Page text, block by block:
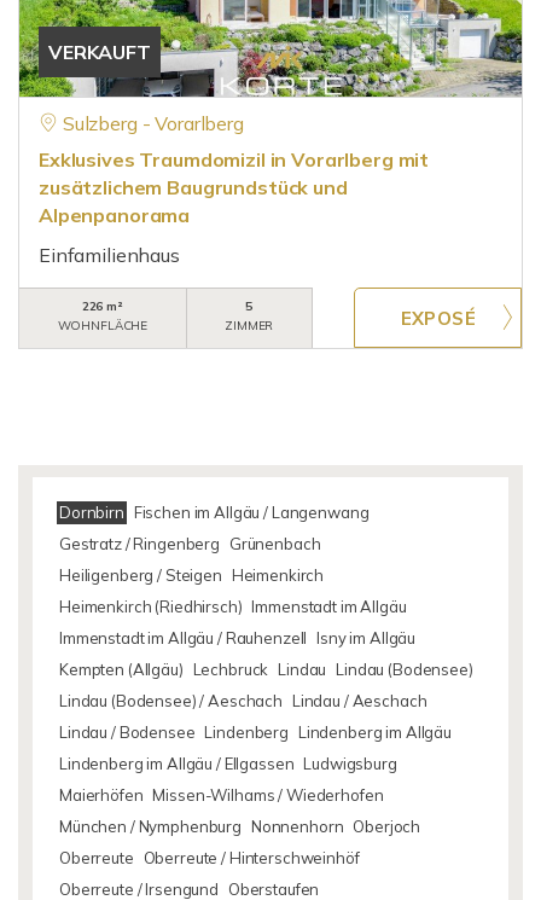
VERKAUFT
Sulzberg - Vorarlberg
Exklusives Traumdomizil in Vorarlberg mit
zusätzlichem Baugrundstück und
Alpenpanorama
Einfamilienhaus
226 m²
WOHNFLÄCHE
5
ZIMMER
Dornbirn Fischen im Allgäu / Langenwang
Gestratz / Ringenberg
Grünenbach
Heiligenberg / Steigen Heimenkirch
Heimenkirch (Riedhirsch) Immenstadt im Allgäu
Immenstadt im Allgäu / Rauhenzell Isny im Allgäu
Kempten (Allgäu) Lechbruck Lindau Lindau (Bodensee)
Lindau (Bodensee) / Aeschach Lindau / Aeschach
Lindau / Bodensee Lindenberg Lindenberg im Allgäu
Lindenberg im Allgäu / Ellgassen Ludwigsburg
Maierhöfen Missen-Wilhams / Wiederhofen
München / Nymphenburg Nonnenhorn Oberjoch
Oberreute
Oberreute / Hinterschweinhöf
Oberreute / Irsengund
Oberstaufen